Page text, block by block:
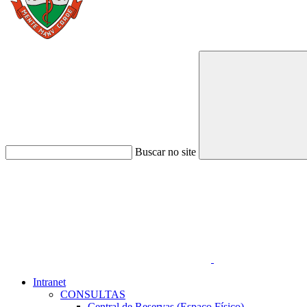
Buscar no site
Intranet
CONSULTAS